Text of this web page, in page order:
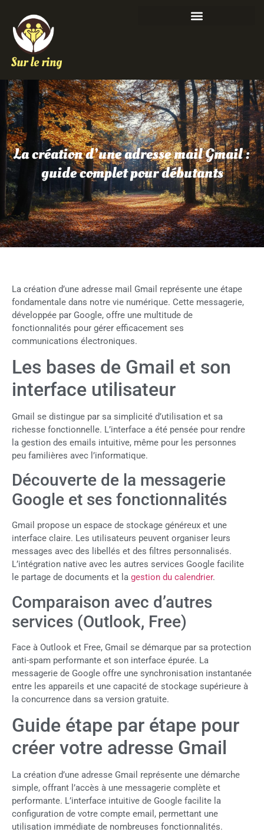
La création d’une adresse mail Gmail :
guide complet pour débutants
La création d’une adresse mail Gmail représente une étape
fondamentale dans notre vie numérique. Cette messagerie,
développée par Google, offre une multitude de
fonctionnalités pour gérer efficacement ses
communications électroniques.
Les bases de Gmail et son
interface utilisateur
Gmail se distingue par sa simplicité d’utilisation et sa
richesse fonctionnelle. L’interface a été pensée pour rendre
la gestion des emails intuitive, même pour les personnes
peu familières avec l’informatique.
Découverte de la messagerie
Google et ses fonctionnalités
Gmail propose un espace de stockage généreux et une
interface claire. Les utilisateurs peuvent organiser leurs
messages avec des libellés et des filtres personnalisés.
L’intégration native avec les autres services Google facilite
le partage de documents et la gestion du calendrier.
Comparaison avec d’autres
services (Outlook, Free)
Face à Outlook et Free, Gmail se démarque par sa protection
anti-spam performante et son interface épurée. La
messagerie de Google offre une synchronisation instantanée
entre les appareils et une capacité de stockage supérieure à
la concurrence dans sa version gratuite.
Guide étape par étape pour
créer votre adresse Gmail
La création d’une adresse Gmail représente une démarche
simple, offrant l’accès à une messagerie complète et
performante. L’interface intuitive de Google facilite la
configuration de votre compte email, permettant une
utilisation immédiate de nombreuses fonctionnalités.